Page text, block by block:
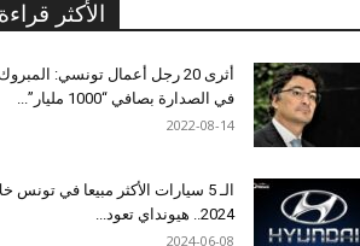
الأكثر قراءة
أثرى 20 رجل أعمال تونسي: المبروك
في الصدارة بصافي “1000 مليار”...
2022-08-14
الـ 5 سيارات الأكثر مبيعا في تونس
2024.. هيونداي تعود...
2024-06-08